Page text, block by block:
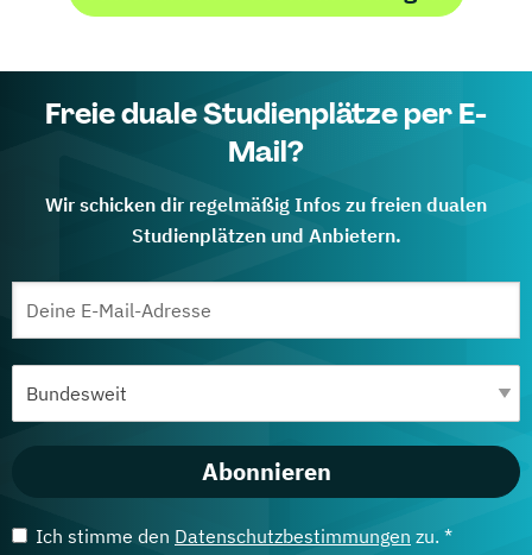
Freie duale Studienplätze per E-
Mail?
Wir schicken dir regelmäßig Infos zu freien dualen
Studienplätzen und Anbietern.
Abonnieren
Ich stimme den Datenschutzbestimmungen zu. *